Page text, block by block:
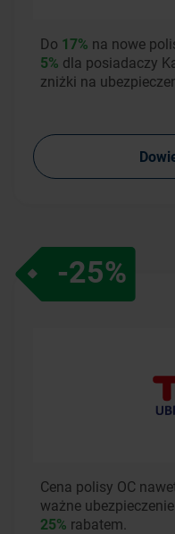
Do 17% na nowe
5% dla posiadaczy
zniżki na
-25%
Cena polisy OC
ważne
25% rabatem.